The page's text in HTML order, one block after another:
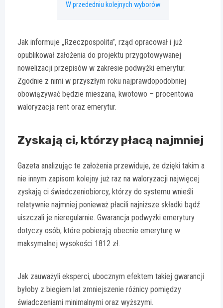
W przededniu kolejnych wyborów
Jak informuje „Rzeczpospolita”, rząd opracował i już
opublikował założenia do projektu przygotowywanej
nowelizacji przepisów w zakresie podwyżki emerytur.
Zgodnie z nimi w przyszłym roku najprawdopodobniej
obowiązywać będzie mieszana, kwotowo – procentowa
waloryzacja rent oraz emerytur.
Zyskają ci, którzy płacą najmniej
Gazeta analizując te założenia przewiduje, że dzięki takim a
nie innym zapisom kolejny już raz na waloryzacji najwięcej
zyskają ci świadczeniobiorcy, którzy do systemu wnieśli
relatywnie najmniej ponieważ płacili najniższe składki bądź
uiszczali je nieregularnie. Gwarancja podwyżki emerytury
dotyczy osób, które pobierają obecnie emeryturę w
maksymalnej wysokości 1812 zł.
Jak zauważyli eksperci, ubocznym efektem takiej gwarancji
byłoby z biegiem lat zmniejszenie różnicy pomiędzy
świadczeniami minimalnymi oraz wyższymi.